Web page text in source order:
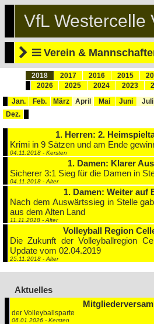
Verein &
2015
2016
2017
2018
2023
2024
2025
2026
Jan.
Feb. März April Mai Juni Juli
Dez.
1. Herren: 2.
Krimi in 9 Sätzen und am Ende
04.11.2018 - Kersten
1. Damen: Klarer
Sicherer 3:1 Sieg für die Damen in
04.11.2018 - Alter
1. Damen: Weiter auf
Nach dem Auswärtssieg in Stelle
aus dem Alten Land
11.11.2018 - Alter
Volleyball Region
Die Zukunft der Volleyballregion
Update vom 02.04.2019
25.11.2018 - Alter
Aktuelles
der Volleyballsparte
06.01.2026 - Kersten